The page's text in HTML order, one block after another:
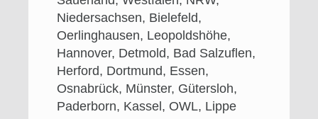
Niedersachsen, Bielefeld,
Oerlinghausen, Leopoldshöhe,
Hannover, Detmold, Bad Salzuflen,
Herford, Dortmund, Essen,
Osnabrück, Münster, Gütersloh,
Paderborn, Kassel, OWL, Lippe